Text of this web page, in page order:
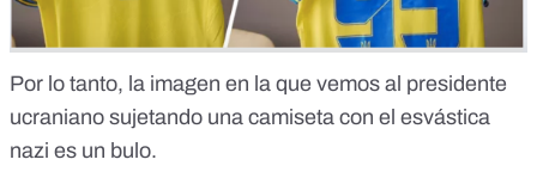
Por lo tanto, la imagen en la que vemos al presidente
ucraniano sujetando una camiseta con el esvástica
nazi es un bulo.